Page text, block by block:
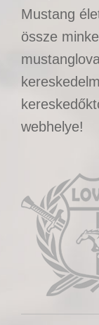
Mustang
össze
webhelye!